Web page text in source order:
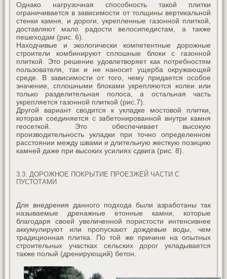
Однако нагрузочная способность такой плитки
ограничивается в зависимости от толщины вертикальной
стенки камня, и дороги, укрепленные газонной плиткой,
доставляют мало радости велосипедистам, а также
пешеходам (рис. 6).
Находчивые и экологически компетентные дорожные
строители комбинируют сплошные блоки с газонной
плиткой. Это решение удовлетворяет как потребностям
пользователя, так и не наносит ущерба окружающей
среде. В зависимости от того, чему придается особое
значение, сплошными блоками укрепляются колеи или
только разделительная полоса, а остальная часть
укрепляется газонной плиткой (рис.7).
Другой вариант сводится к укладке мостовой плитки,
которая соединяется с забетонированной внутри камня
геосеткой. Это обеспечивает высокую
производительность укладки при точно определенном
расстоянии между швами и длительную жесткую позицию
камней даже при высоких усилиях сдвига (рис. 8).
3.3. ДОРОЖНОЕ ПОКРЫТИЕ ПРОЕЗЖЕЙ ЧАСТИ С
ПУСТОТАМИ
Для внедрения данного подхода были азработаны так
называемые дренажные етонные камни, которые
благодаря своей увеличенной пористости интенсивнее
аккумулируют или пропускают дождевые воды, чем
традиционная плитка. По той же причине на опытных
строительных участках сельских дорог укладывается
также полый (дренирующий) бетон.